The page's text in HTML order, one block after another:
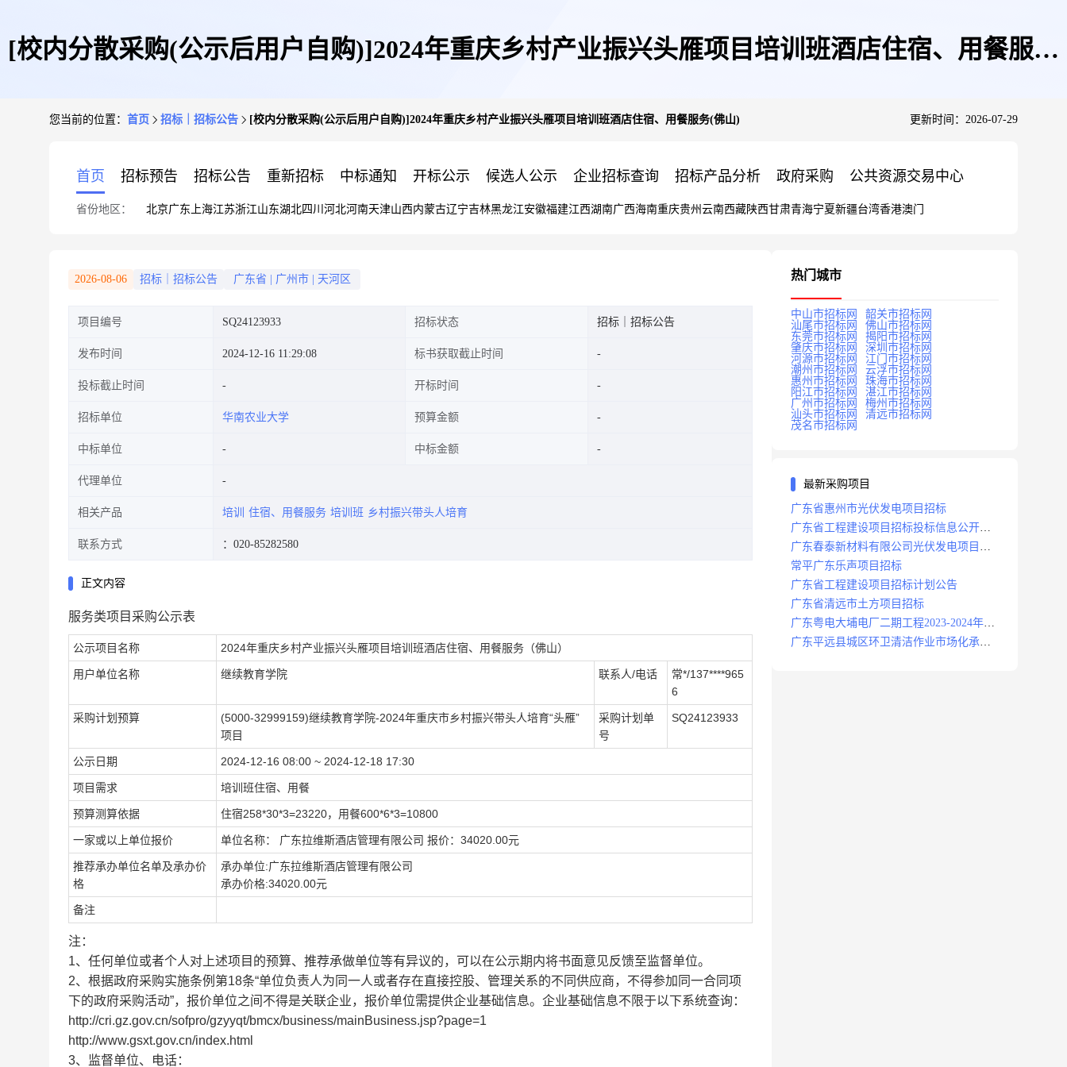
[校内分散采购(公示后用户自购)]2024年重庆乡村产业振兴头雁项目培训班酒店住宿、用餐服务
您当前的位置： 首页 招标｜招标公告 [校内分散采购(公示后用户自购)]2024年重庆乡村产业振兴头雁项目培训班酒店住宿、用餐服务(佛山) 更新时间：2026-07-29
首页 招标预告 招标公告 重新招标 中标通知 开标公示 候选人公示 企业招标查询 招标产品分析 政府采购 公共资源交易中心
省份地区： 北京广东 上海江苏浙江山东湖北四川 河北河南天津山西内蒙古辽宁吉林黑龙江安徽福建江西湖南广西海南重庆贵州 云南西藏陕西甘肃青海宁夏新疆台湾香港澳门
2026-08-06 招标｜招标公告 广东省 广州市 天河区
项目编号 SQ24123933 招标状态 招标｜招标公告
发布时间 2024-12-16 11:29:08 标书获取截止时间
投标截止时间 开标时间
招标单位 华南农业大学 预算金额
中标单位 中标金额
代理单位
相关产品 培训 住宿、用餐服务 培训班 乡村振兴带头人培育
联系方式 ：020-85282580
正文内容
服务类项目采购公示表
公示项目名称 2024年重庆乡村产业振兴头雁项目培训班酒店住宿、用餐服务（佛山）
用户单位名称 继续教育学院 联系人/电话
常*/137****965
6
采购计划预算
(5000-32999159)继续教育学院-2024年重庆市乡村振兴带头人培育“头雁”
项目
采购计划单
号
SQ24123933
公示日期 2024-12-16 08:00 ~ 2024-12-18 17:30
项目需求 培训班住宿、用餐
预算测算依据 住宿258*30*3=23220，用餐600*6*3=10800
一家或以上单位报价 单位名称： 广东拉维斯酒店管理有限公司 报价：34020.00元
推荐承办单位名单及承办价
格
承办单位:广东拉维斯酒店管理有限公司
承办价格:34020.00元
备注
注：
1、任何单位或者个人对上述项目的预算、推荐承做单位等有异议的，可以在公示期内将书面意见反馈至监督单位。
2、根据政府采购实施条例第18条“单位负责人为同一人或者存在直接控股、管理关系的不同供应商，不得参加同一合同项
下的政府采购活动”，报价单位之间不得是关联企业，报价单位需提供企业基础信息。企业基础信息不限于以下系统查询：
http://cri.gz.gov.cn/sofpro/gzyyqt/bmcx/business/mainBusiness.jsp?page=1
http://www.gsxt.gov.cn/index.html
3、监督单位、电话：
热门城市
中山市招标网
韶关市招标网
汕尾市招标网
佛山市招标网
东莞市招标网
揭阳市招标网
肇庆市招标网
深圳市招标网
河源市招标网
江门市招标网
潮州市招标网
云浮市招标网
惠州市招标网
珠海市招标网
阳江市招标网
湛江市招标网
广州市招标网
梅州市招标网
汕头市招标网
清远市招标网
茂名市招标网
最新采购项目
广东省惠州市光伏发电项目招标
广东省工程建设项目招标投标信息公开目
录
广东春泰新材料有限公司光伏发电项目招
标
常平广东乐声项目招标
广东省工程建设项目招标计划公告
广东省清远市土方项目招标
广东粤电大埔电厂二期工程2023-2024年度
安保服务项目招标公告
广东平远县城区环卫清洁作业市场化承包